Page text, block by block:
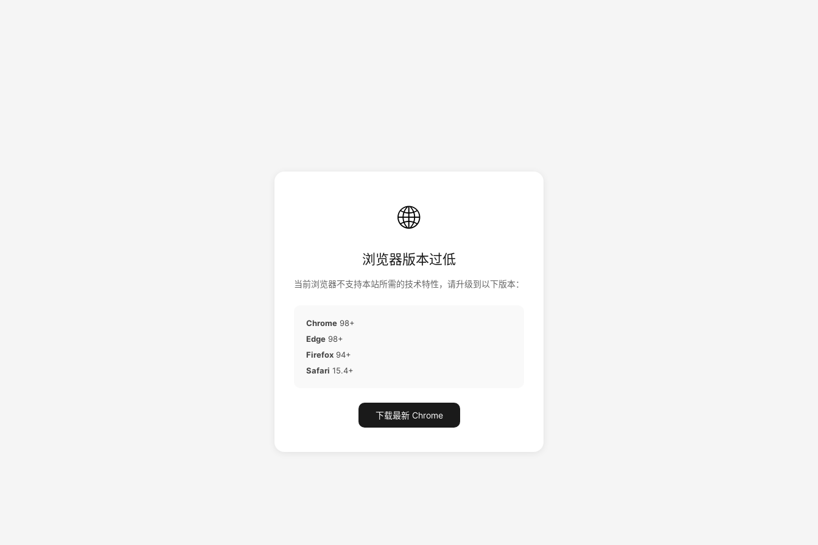
🌐
浏览器版本过低
当前浏览器不支持本站所需的技术特性，请升级到以下版本：
Chrome 98+
Edge 98+
Firefox 94+
Safari 15.4+
下载最新 Chrome